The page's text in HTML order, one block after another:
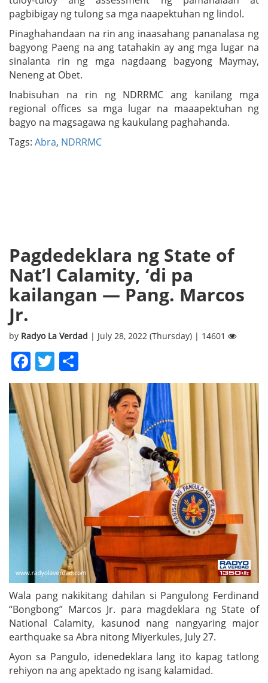
pagbibigay ng tulong sa mga naapektuhan ng lindol.
Pinaghahandaan na rin ang inaasahang pananalasa ng
bagyong Paeng na ang tatahakin ay ang mga lugar na
sinalanta rin ng mga nagdaang bagyong Maymay,
Neneng at Obet.
Inabisuhan na rin ng NDRRMC ang kanilang mga
regional offices sa mga lugar na maaapektuhan ng
bagyo na magsagawa ng kaukulang paghahanda.
Tags: Abra, NDRRMC
Pagdedeklara ng State of
Nat’l Calamity, ‘di pa
kailangan — Pang. Marcos
Jr.
by Radyo La Verdad | July 28, 2022 (Thursday) | 14601
Facebook
Twitter
Wala pang nakikitang dahilan si Pangulong Ferdinand
“Bongbong” Marcos Jr. para magdeklara ng State of
National Calamity, kasunod nang nangyaring major
earthquake sa Abra nitong Miyerkules, July 27.
Ayon sa Pangulo, idenedeklara lang ito kapag tatlong
rehiyon na ang apektado ng isang kalamidad.